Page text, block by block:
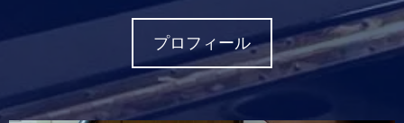
プロフィール